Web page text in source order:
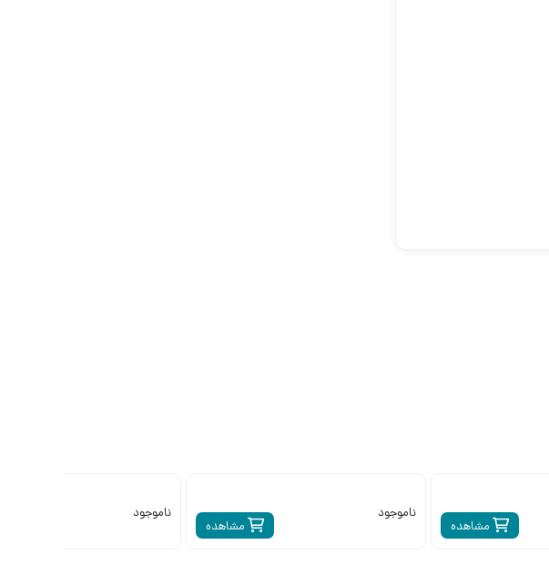
مشاهده مشاهده
ناموجود ناموجود